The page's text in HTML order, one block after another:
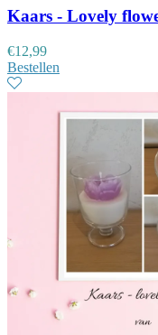
Kaars - Lovely
€12,99
Bestellen